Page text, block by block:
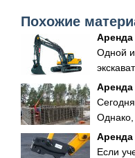
Похожие
Аренда
Одной
Аренда
Однако,
Аренда
Если